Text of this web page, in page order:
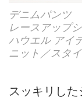
デニムパンツ
レースアップ
ハウエル アイ
ニット／スタ
スッキリし